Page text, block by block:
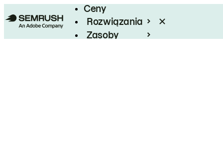
Ceny
Rozwiązania
Zasoby